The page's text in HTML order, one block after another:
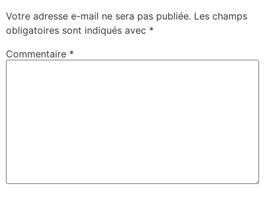
Votre adresse e-mail ne sera pas publiée. Les champs
obligatoires sont indiqués avec *
Commentaire *